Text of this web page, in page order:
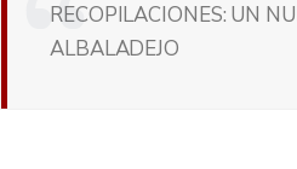
RECOPILACIONES: UN
ALBALADEJO